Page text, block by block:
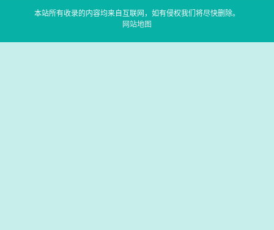
本站所有收录的内容均来自互联网，如有侵权我们将尽快删除。
网站地图